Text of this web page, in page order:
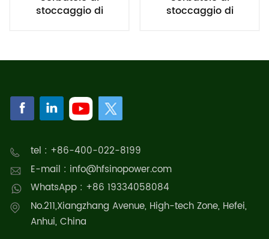
stoccaggio di
stoccaggio di
tel : +86-400-022-8199
E-mail : info@hfsinopower.com
WhatsApp : +86 19334058084
No.211,Xiangzhang Avenue, High-tech Zone, Hefei,
Anhui, China